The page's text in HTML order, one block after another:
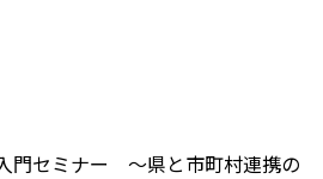
門セミナー ～県と市町村連携の